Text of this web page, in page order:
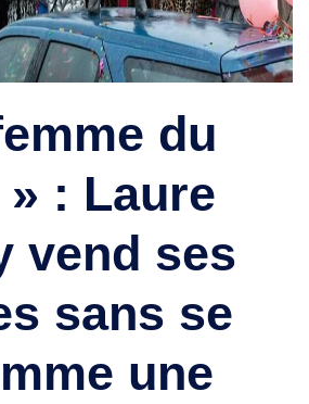
du
: Laure
vend ses
sans se
une